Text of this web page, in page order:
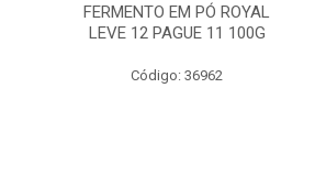
FERMENTO EM PÓ ROYAL
LEVE 12 PAGUE 11 100G
Código: 36962